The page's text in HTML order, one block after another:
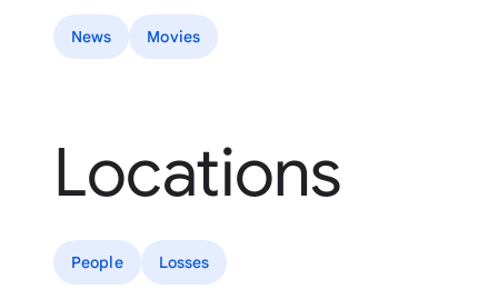
News Movies
Locations
People Losses